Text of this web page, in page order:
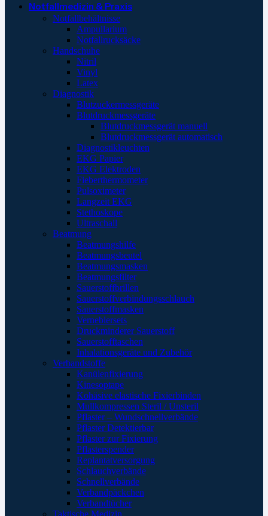
Notfallmedizin & Praxis
Notfallbehältnisse
Ampullarium
Notfallrucksäcke
Handschuhe
Nitril
Vinyl
Latex
Diagnostik
Blutzuckermessgeräte
Blutdruckmessgeräte
Blutdruckmessgerät manuell
Blutdruckmessgerät automatisch
Diagnostikleuchten
EKG Papier
EKG Elektroden
Fieberthermometer
Pulsoximeter
Langzeit EKG
Stethoskope
Ultraschall
Beatmung
Beatmungshilfe
Beatmungsbeutel
Beatmungsmasken
Beatmungsfilter
Sauerstoffbrillen
Sauerstoffverbindungsschlauch
Sauerstoffmasken
Verneblersets
Druckminderer Sauerstoff
Sauerstofftaschen
Inhalationsgeräte und Zubehör
Verbandstoffe
Kanülenfixierung
Kinesoptape
Kohäsive elastische Fixierbinden
Mullkompressen Steril / Unsteril
Pflaster – Wundschnellverbände
Pflaster Detektierbar
Pflaster zur Fixierung
Pflasterspender
Replantatversorgung
Schlauchverbände
Schnellverbände
Verbandpäckchen
Verbandtücher
Taktische Medizin